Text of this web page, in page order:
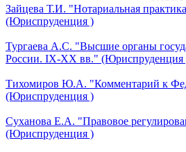
Зайцева Т.И. "Нотариальная
(Юриспруденция )
Тургаева А.С. "Высшие органы
России. IХ-ХХ вв." (Юриспруденция
Тихомиров Ю.А. "Комментарий к
(Юриспруденция )
Суханова Е.А. "Правовое
(Юриспруденция )